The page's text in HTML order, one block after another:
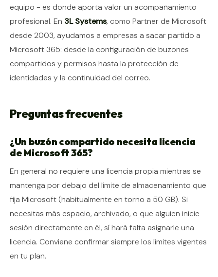
equipo - es donde aporta valor un acompañamiento
profesional. En 3L Systems, como Partner de Microsoft
desde 2003, ayudamos a empresas a sacar partido a
Microsoft 365: desde la configuración de buzones
compartidos y permisos hasta la protección de
identidades y la continuidad del correo.
Preguntas frecuentes
¿Un buzón compartido necesita licencia
de Microsoft 365?
En general no requiere una licencia propia mientras se
mantenga por debajo del límite de almacenamiento que
fija Microsoft (habitualmente en torno a 50 GB). Si
necesitas más espacio, archivado, o que alguien inicie
sesión directamente en él, sí hará falta asignarle una
licencia. Conviene confirmar siempre los límites vigentes
en tu plan.